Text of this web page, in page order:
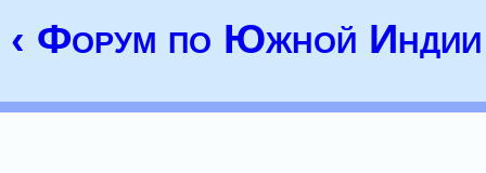
‹ Форум по Южной